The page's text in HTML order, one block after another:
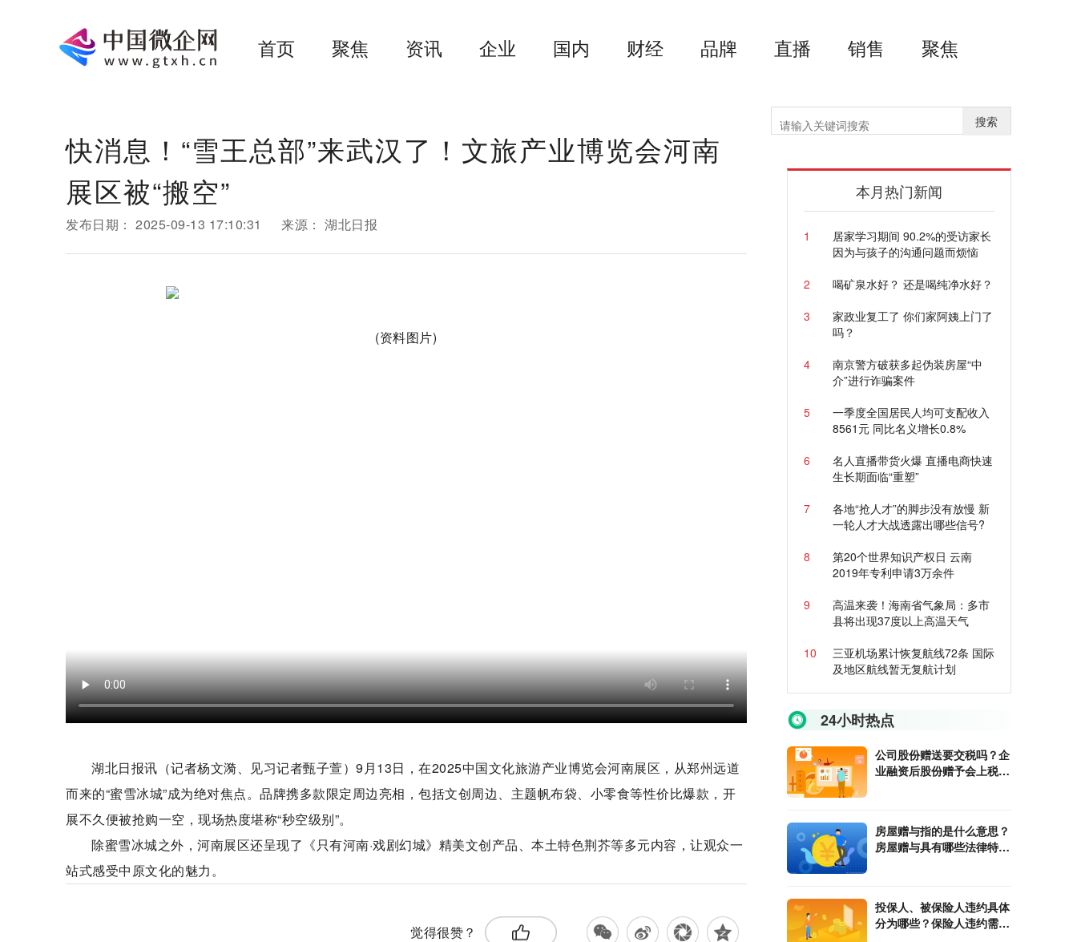
首页 聚焦 资讯 企业 国内 财经 品牌 直播 销售 聚焦
快消息！“雪王总部”来武汉了！文旅产业博览会河南
展区被“搬空”
发布日期： 2025-09-13 17:10:31 来源： 湖北日报
(资料图片)
湖北日报讯（记者杨文漪、见习记者甄子萱）9月13日，在2025中国文化旅游产业博览会河南展区，从郑州远道
而来的“蜜雪冰城”成为绝对焦点。品牌携多款限定周边亮相，包括文创周边、主题帆布袋、小零食等性价比爆款，开
展不久便被抢购一空，现场热度堪称“秒空级别”。
除蜜雪冰城之外，河南展区还呈现了《只有河南·戏剧幻城》精美文创产品、本土特色荆芥等多元内容，让观众一
站式感受中原文化的魅力。
觉得很赞？
搜索
本月热门新闻
1
居家学习期间 90.2%的受访家长
因为与孩子的沟通问题而烦恼
2
喝矿泉水好？ 还是喝纯净水好？
3
家政业复工了 你们家阿姨上门了
吗？
4
南京警方破获多起伪装房屋“中
介”进行诈骗案件
5
一季度全国居民人均可支配收入
8561元 同比名义增长0.8%
6
名人直播带货火爆 直播电商快速
生长期面临“重塑”
7
各地“抢人才”的脚步没有放慢 新
一轮人才大战透露出哪些信号?
8
第20个世界知识产权日 云南
2019年专利申请3万余件
9
高温来袭！海南省气象局：多市
县将出现37度以上高温天气
10
三亚机场累计恢复航线72条 国际
及地区航线暂无复航计划
24小时热点
公司股份赠送要交税吗？企
业融资后股份赠予会上税
房屋赠与指的是什么意思？
房屋赠与具有哪些法律特
投保人、被保险人违约具体
分为哪些？保险人违约需要